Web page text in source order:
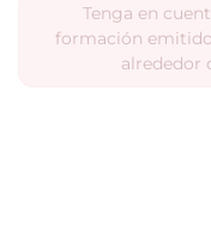
Tenga en
formación
alrededor